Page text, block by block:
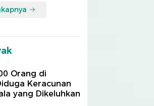
Orang di
Keracunan
yang Dikeluhkan